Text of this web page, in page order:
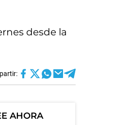
desde la
AHORA